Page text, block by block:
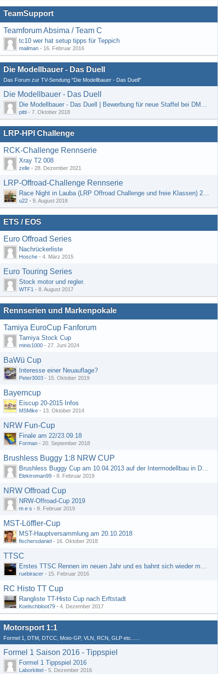
TeamSupport
Teamforum Absima / Team C
tc10 wer hat setup tipps für Teppich
mailman - 16. Februar 2016
Die Modellbauer - Das Duell
Das Forum zur TV-Sendung "Die Modellbauer - Das Duell"
Die Modellbauer - Das Duell
Die Modellbauer - Das Duell | Bewerbung für neue Staffel bei DMAX *Werbung*
pitti - 7. Oktober 2018
LRP-HPI Challenge
RCK-Challenge Rennserie
Xray T2 008
zelle - 28. Dezember 2021
LRP-Offroad-Challenge Rennserie
Race Night in Lauba (LRP Offroad Challenge und freie Klassen) 25/26.08
u22 - 9. August 2018
ETS / EOS
Euro Offroad Series
Nachrückerliste
Hosche - 4. März 2015
Euro Touring Series
Stock motor und regler.
WTF1 - 8. August 2017
Rennserien und Markenpokale
Tamiya EuroCup Fanforum
Tamiya Stock Cup
minis1000 - 27. Juni 2024
BaWü Cup
Interesse einer Neuauflage?
Peter3003 - 15. Oktober 2019
Bayerncup
Eiscup 20-2015 Infos
MSMike - 13. Oktober 2014
NRW Fun-Cup
Finale am 22/23.09.18
Forman - 20. September 2018
Brushless Buggy 1:8 NRW CUP
Brushless Buggy Cup am 10.04.2013 auf der Intermodellbau in Dortmund
Elektroman99 - 8. Februar 2019
NRW Offroad Cup
NRW-Offroad-Cup 2019
m e s - 8. Februar 2019
MST-Löffler-Cup
MST-Hauptversammlung am 20.10.2018
fischersdaniel - 16. Oktober 2018
TTSC
Erstes TTSC Rennen im neuen Jahr und es bahnt sich wieder mal eine Rekordteilnehmerzahl an
ruebiracer - 15. Februar 2016
RC Histo TT Cup
Rangliste TT-Histo Cup nach Erftstadt
Koelschbloot79 - 4. Dezember 2017
Motorsport 1:1
Formel 1, DTM, DTCC, Moto-GP, VLN, RCN, GLP etc......
Formel 1 Saison 2016 - Tippspiel
Formel 1 Tippspiel 2016
Laborkittel - 5. Dezember 2016